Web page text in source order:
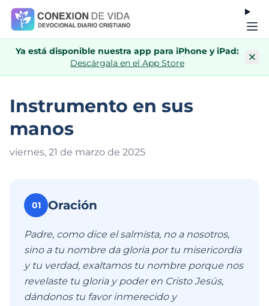
Ya está disponible nuestra app para iPhone y iPad:
Descárgala en el App Store
Instrumento en sus
manos
viernes, 21 de marzo de 2025
01 Oración
Padre, como dice el salmista, no a nosotros,
sino a tu nombre da gloria por tu misericordia
y tu verdad, exaltamos tu nombre porque nos
revelaste tu gloria y poder en Cristo Jesús,
dándonos tu favor inmerecido y